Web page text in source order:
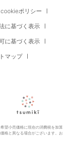
cookieポリシー
に基づく表示
に基づく表示
マップ
望小売価格に現在の消費税を加算
格と異なる場合がございます。お